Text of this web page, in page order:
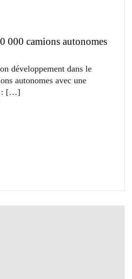
000 camions autonomes
développement dans le
autonomes avec une